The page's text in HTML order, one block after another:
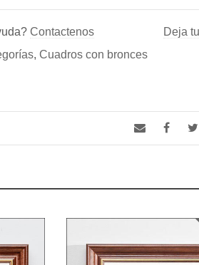
y esculturas, así como de Aldabas
Contactenos
Deja
,Cuadros con bronces